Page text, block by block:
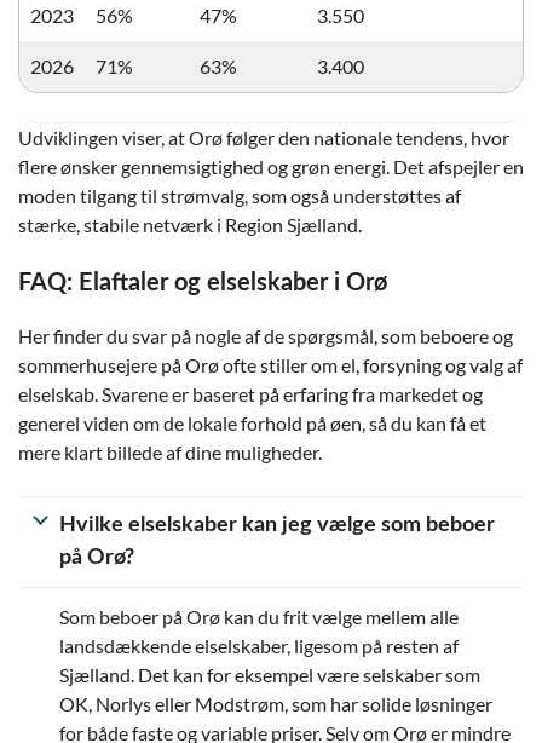
2023 56% 47% 3.550
2026 71% 63% 3.400
Udviklingen viser, at Orø følger den nationale tendens, hvor
flere ønsker gennemsigtighed og grøn energi. Det afspejler en
moden tilgang til strømvalg, som også understøttes af
stærke, stabile netværk i Region Sjælland.
FAQ: Elaftaler og elselskaber i Orø
Her finder du svar på nogle af de spørgsmål, som beboere og
sommerhusejere på Orø ofte stiller om el, forsyning og valg af
elselskab. Svarene er baseret på erfaring fra markedet og
generel viden om de lokale forhold på øen, så du kan få et
mere klart billede af dine muligheder.
Hvilke elselskaber kan jeg vælge som beboer
på Orø?
Som beboer på Orø kan du frit vælge mellem alle
landsdækkende elselskaber, ligesom på resten af
Sjælland. Det kan for eksempel være selskaber som
OK, Norlys eller Modstrøm, som har solide løsninger
for både faste og variable priser. Selv om Orø er mindre